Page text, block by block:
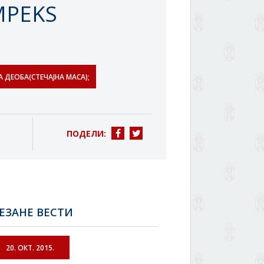
МАСА);
ПОДЕЛИ:
ВЕСТИ
20. ОКТ. 2015.